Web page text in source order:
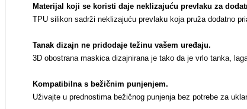
Materijal koji se koristi daje neklizajuću prevlaku za
TPU silikon sadrži neklizajuću prevlaku koja pruža dodatno
Tanak dizajn ne pridodaje težinu vašem uređaju.
3D obostrana maskica dizajnirana je tako da je vrlo tanka,
Kompatibilna s bežičnim punjenjem.
Uživajte u prednostima bežičnog punjenja bez potrebe za
Halloween